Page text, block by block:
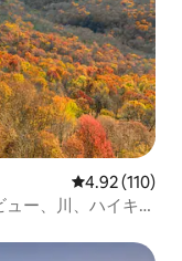
レビュー110
4.92 (110)
ー、川、ハイキン